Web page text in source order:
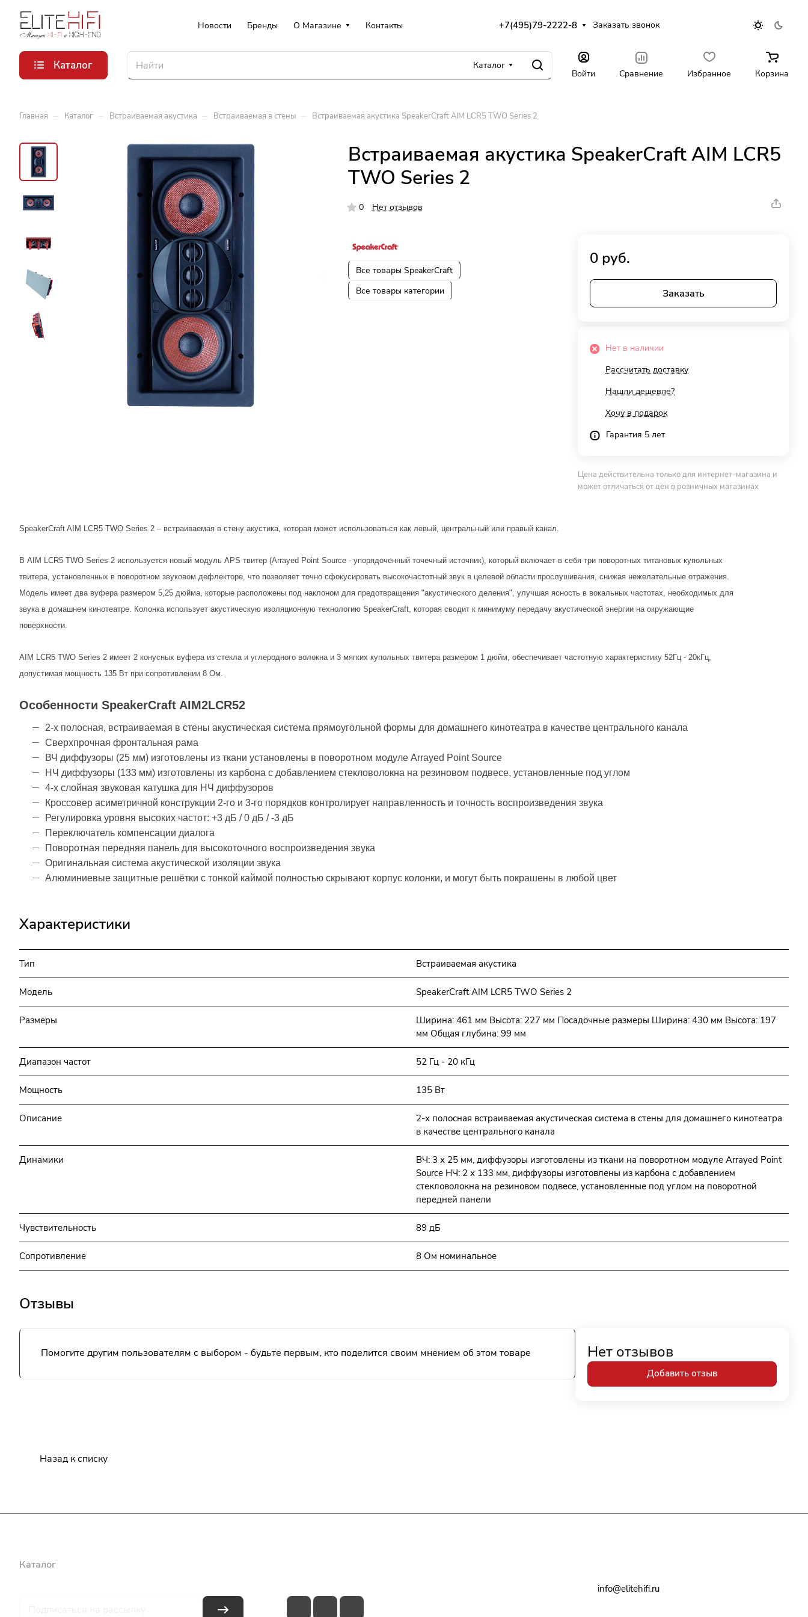
Новости Бренды О Магазине Контакты +7(495)79-2222-8 Заказать звонок
Каталог Каталог
Войти Сравнение Избранное Корзина
Главная – Каталог – Встраиваемая акустика – Встраиваемая в стены – Встраиваемая акустика SpeakerCraft AIM LCR5 TWO Series 2
Встраиваемая акустика SpeakerCraft AIM LCR5
TWO Series 2
0 Нет отзывов
Все товары SpeakerCraft
Все товары категории
0 руб.
Заказать
Нет в наличии
Рассчитать доставку
Нашли дешевле?
Хочу в подарок
Гарантия 5 лет
Цена действительна только для интернет-магазина и
может отличаться от цен в розничных магазинах
SpeakerCraft AIM LCR5 TWO Series 2 – встраиваемая в стену акустика, которая может использоваться как левый, центральный или правый канал.
В AIM LCR5 TWO Series 2 используется новый модуль APS твитер (Arrayed Point Source - упорядоченный точечный источник), который включает в себя три поворотных титановых купольных
твитера, установленных в поворотном звуковом дефлекторе, что позволяет точно сфокусировать высокочастотный звук в целевой области прослушивания, снижая нежелательные отражения.
Модель имеет два вуфера размером 5,25 дюйма, которые расположены под наклоном для предотвращения "акустического деления", улучшая ясность в вокальных частотах, необходимых для
звука в домашнем кинотеатре. Колонка использует акустическую изоляционную технологию SpeakerCraft, которая сводит к минимуму передачу акустической энергии на окружающие
поверхности.
AIM LCR5 TWO Series 2 имеет 2 конусных вуфера из стекла и углеродного волокна и 3 мягких купольных твитера размером 1 дюйм, обеспечивает частотную характеристику 52Гц - 20кГц,
допустимая мощность 135 Вт при сопротивлении 8 Ом.
Особенности SpeakerCraft AIM2LCR52
2-х полосная, встраиваемая в стены акустическая система прямоугольной формы для домашнего кинотеатра в качестве центрального канала
Сверхпрочная фронтальная рама
ВЧ диффузоры (25 мм) изготовлены из ткани установлены в поворотном модуле Arrayed Point Source
НЧ диффузоры (133 мм) изготовлены из карбона с добавлением стекловолокна на резиновом подвесе, установленные под углом
4-х слойная звуковая катушка для НЧ диффузоров
Кроссовер асиметричной конструкции 2-го и 3-го порядков контролирует направленность и точность воспроизведения звука
Регулировка уровня высоких частот: +3 дБ / 0 дБ / -3 дБ
Переключатель компенсации диалога
Поворотная передняя панель для высокоточного воспроизведения звука
Оригинальная система акустической изоляции звука
Алюминиевые защитные решётки с тонкой каймой полностью скрывают корпус колонки, и могут быть покрашены в любой цвет
Характеристики
Тип Встраиваемая акустика
Модель SpeakerCraft AIM LCR5 TWO Series 2
Размеры
Ширина: 461 мм Высота: 227 мм Посадочные размеры Ширина: 430 мм Высота: 197
мм Общая глубина: 99 мм
Диапазон частот 52 Гц - 20 кГц
Мощность 135 Вт
Описание
2-х полосная встраиваемая акустическая система в стены для домашнего кинотеатра
в качестве центрального канала
Динамики
ВЧ: 3 х 25 мм, диффузоры изготовлены из ткани на поворотном модуле Arrayed Point
Source НЧ: 2 х 133 мм, диффузоры изготовлены из карбона с добавлением
стекловолокна на резиновом подвесе, установленные под углом на поворотной
передней панели
Чувствительность 89 дБ
Сопротивление 8 Ом номинальное
Отзывы
Помогите другим пользователям с выбором - будьте первым, кто поделится своим мнением об этом товаре Нет отзывов
Добавить отзыв
Назад к списку
Каталог
info@elitehifi.ru